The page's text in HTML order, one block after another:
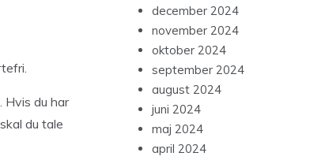
Hvis du har
du tale
december 2024
november 2024
oktober 2024
september 2024
august 2024
juni 2024
maj 2024
april 2024